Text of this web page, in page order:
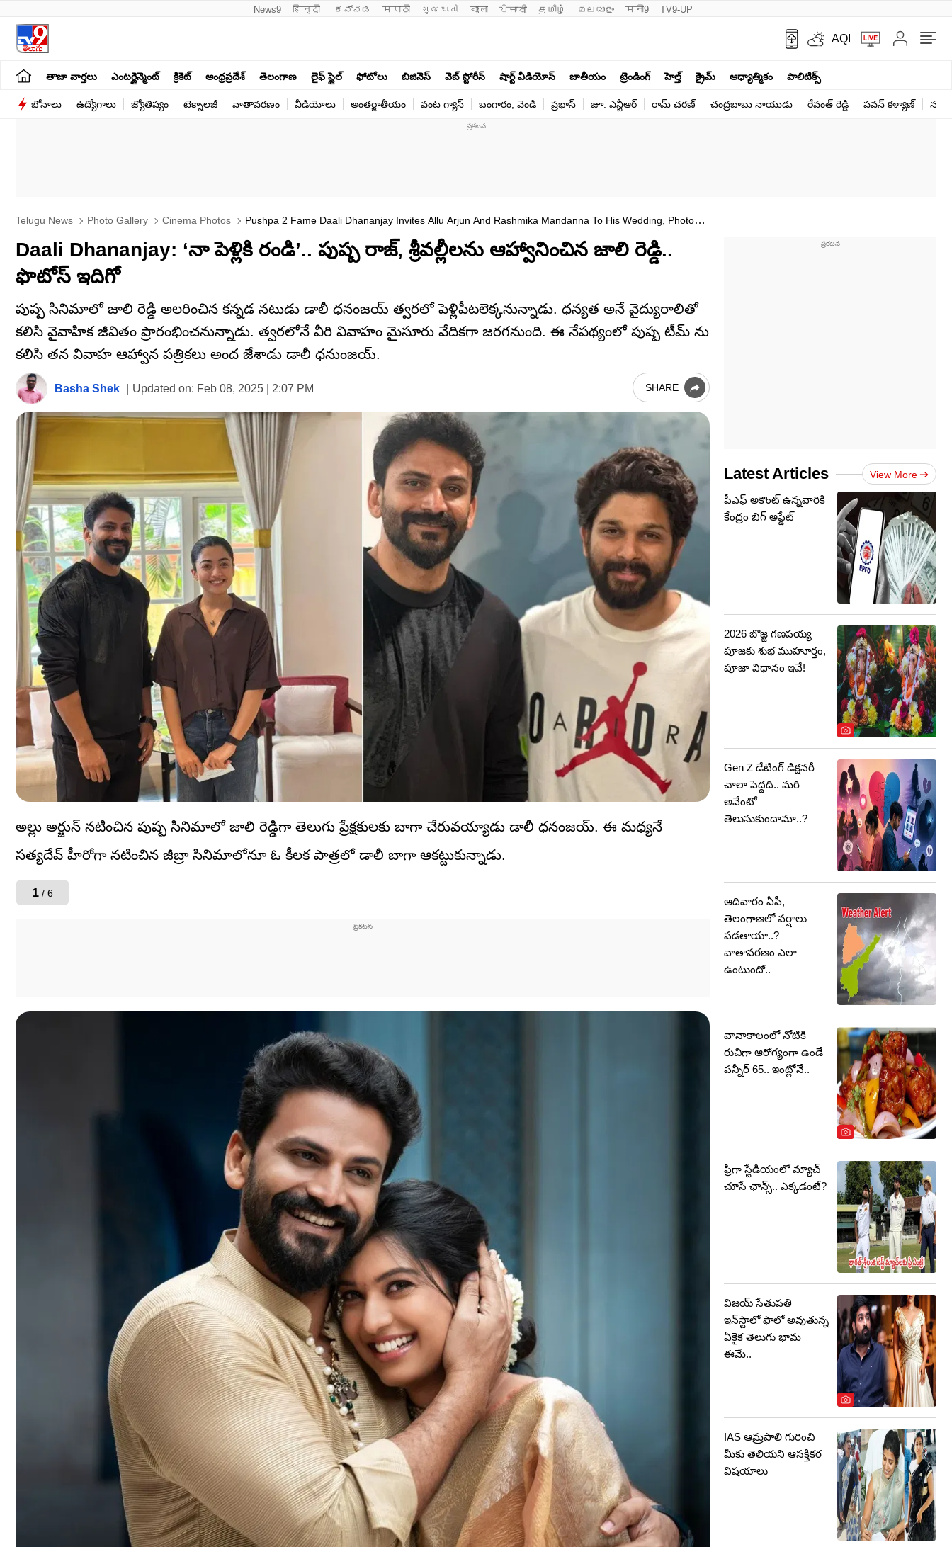
News9 हिन्दी ಕನ್ನಡ मराठी ગુજરાતી বাংলা ਪੰਜਾਬੀ தமிழ் മലയാളം मनी9 TV9-UP
AQI
తాజా వార్తలు ఎంటర్టైన్మెంట్ క్రికెట్ ఆంధ్రప్రదేశ్ తెలంగాణ లైఫ్ స్టైల్ ఫోటోలు బిజినెస్ వెబ్ స్టోరీస్ షార్ట్ వీడియోస్ జాతీయం ట్రెండింగ్ హెల్త్‌ క్రైమ్ ఆధ్యాత్మికం పాలిటిక్స్‌
బోనాలు ఉద్యోగాలు జ్యోతిష్యం టెక్నాలజీ వాతావరణం వీడియోలు అంతర్జాతీయం వంట గ్యాస్ బంగారం, వెండి ప్రభాస్ జూ. ఎన్టీఆర్ రామ్ చ‌ర‌ణ్‌ చంద్రబాబు నాయుడు రేవంత్ రెడ్డి పవన్ కళ్యాణ్
Telugu News Photo Gallery Cinema Photos
Pushpa 2 Fame Daali Dhananjay Invites Allu Arjun And Rashmika Mandanna To His Wedding, Photos
Daali Dhananjay: ‘నా పెళ్లికి రండి’.. పుష్ప రాజ్, శ్రీవల్లీలను ఆహ్వానించిన జాలి రెడ్డి..
ఫొటోస్ ఇదిగో
పుష్ప సినిమాలో జాలి రెడ్డి అలరించిన కన్నడ నటుడు డాలీ ధనంజయ్ త్వరలో పెళ్లిపీటలెక్కనున్నాడు. ధన్యత అనే వైద్యురాలితో
కలిసి వైవాహిక జీవితం ప్రారంభించనున్నాడు. త్వరలోనే వీరి వివాహం మైసూరు వేదికగా జరగనుంది. ఈ నేపథ్యంలో పుష్ప టీమ్ ను
కలిసి తన వివాహ ఆహ్వాన పత్రికలు అంద జేశాడు డాలీ ధనుంజయ్.
Basha Shek Updated on: Feb 08, 2025 | 2:07 PM SHARE
అల్లు అర్జున్ నటించిన పుష్ఫ సినిమాలో జాలి రెడ్డిగా తెలుగు ప్రేక్షకులకు బాగా చేరువయ్యాడు డాలీ ధనంజయ్. ఈ మధ్యనే
సత్యదేవ్ హీరోగా నటించిన జీబ్రా సినిమాలోనూ ఓ కీలక పాత్రలో డాలీ బాగా ఆకట్టుకున్నాడు.
1 / 6
Latest Articles View More
పీఎఫ్ అకౌంట్ ఉన్నవారికి
కేంద్రం బిగ్ అప్డేట్
2026 బొజ్జ గణపయ్య
పూజకు శుభ ముహూర్తం,
పూజా విధానం ఇవే!
Gen Z డేటింగ్ డిక్షనరీ
చాలా పెద్దది.. మరి
అవేంటో
తెలుసుకుందామా..?
ఆదివారం ఏపీ,
తెలంగాణలో వర్షాలు
పడతాయా..?
వాతావరణం ఎలా
ఉంటుందో..
వానాకాలంలో నోటికి
రుచిగా ఆరోగ్యంగా ఉండే
పన్నీర్ 65.. ఇంట్లోనే..
ఫ్రీగా స్టేడియంలో మ్యాచ్
చూసే ఛాన్స్.. ఎక్కడంటే?
విజయ్ సేతుపతి
ఇన్‌స్టాలో ఫాలో అవుతున్న
ఏకైక తెలుగు భామ
ఈమే..
IAS ఆమ్రపాలి గురించి
మీకు తెలియని ఆసక్తికర
విషయాలు